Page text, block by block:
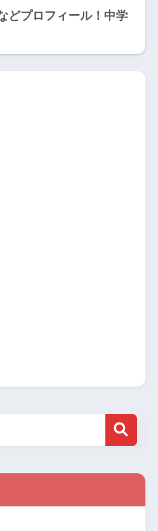
どプロフィール！中学